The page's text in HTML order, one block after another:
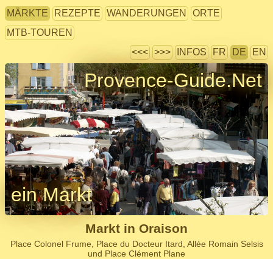
MÄRKTE REZEPTE WANDERUNGEN
ORTE
MTB-TOUREN
<<< >>> INFOS FR DE EN
Provence-Guide.Net
ein Markt
Markt in Oraison
Place Colonel Frume, Place du Docteur Itard, Allée Romain Selsis
und Place Clément Plane